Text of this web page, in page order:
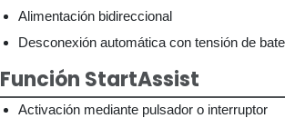
Alimentación bidireccional
Desconexión automática con tensión de
Función StartAssist
Activación mediante pulsador o interruptor